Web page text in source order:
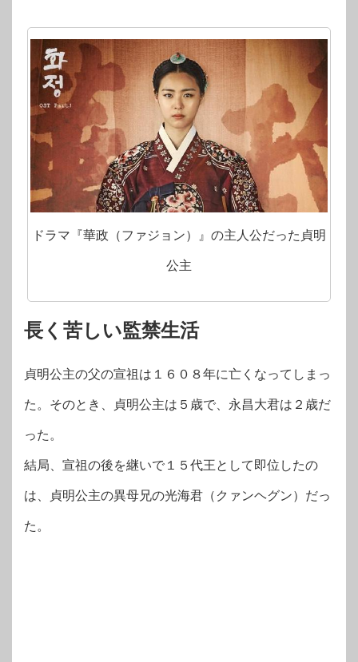
ドラマ『華政（ファジョン）』の主人公だった貞明
公主
長く苦しい監禁生活
貞明公主の父の宣祖は１６０８年に亡くなってしまっ
た。そのとき、貞明公主は５歳で、永昌大君は２歳だ
った。
結局、宣祖の後を継いで１５代王として即位したの
は、貞明公主の異母兄の光海君（クァンヘグン）だっ
た。